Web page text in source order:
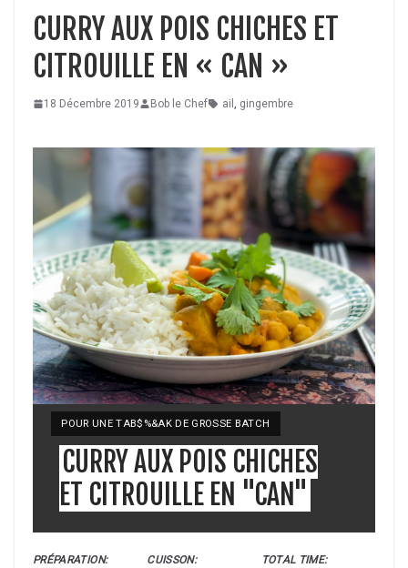
CURRY AUX POIS CHICHES ET
CITROUILLE EN « CAN »
18 Décembre 2019 Bob le Chef ail , gingembre
POUR UNE TAB$%&AK DE GROSSE BATCH
CURRY AUX POIS CHICHES
ET CITROUILLE EN "CAN"
PRÉPARATION:
CUISSON:
TOTAL TIME: